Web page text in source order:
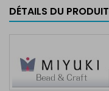
DÉTAILS DU PRODUIT